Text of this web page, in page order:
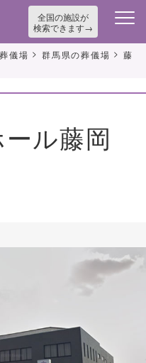
全国の施設が
検索できます
葬儀場 >群馬県の葬儀場 >藤
ル藤岡